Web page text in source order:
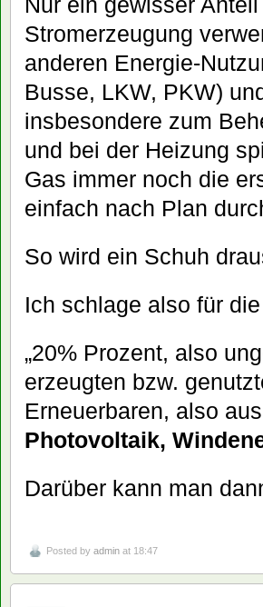
Stromerzeugung
anderen Energie-
Busse, LKW, PKW)
insbesondere zum
und bei der Heizung
Gas immer noch die
einfach nach Plan
So wird ein Schuh
Ich schlage also für
„20% Prozent, also
erzeugten bzw.
Erneuerbaren, also aus
Photovoltaik,
Darüber kann man
Posted by admin at 18:47